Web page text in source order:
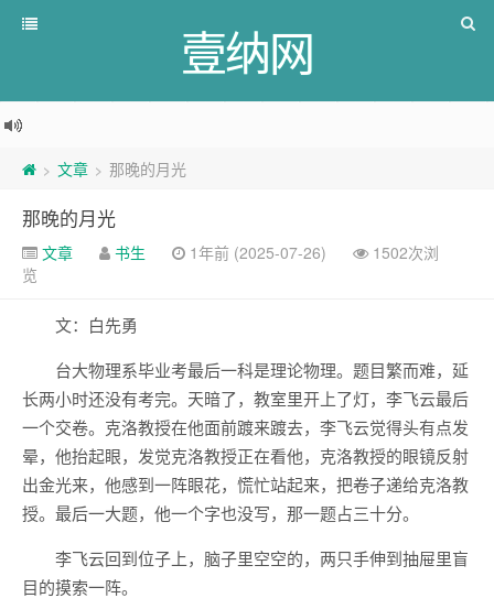
壹纳网
> 文章 > 那晚的月光
那晚的月光
文章 书生 1年前 (2025-07-26)
1502次浏
览
文：白先勇
台大物理系毕业考最后一科是理论物理。题目繁而难，延
长两小时还没有考完。天暗了，教室里开上了灯，李飞云最后
一个交卷。克洛教授在他面前踱来踱去，李飞云觉得头有点发
晕，他抬起眼，发觉克洛教授正在看他，克洛教授的眼镜反射
出金光来，他感到一阵眼花，慌忙站起来，把卷子递给克洛教
授。最后一大题，他一个字也没写，那一题占三十分。
李飞云回到位子上，脑子里空空的，两只手伸到抽屉里盲
目的摸索一阵。